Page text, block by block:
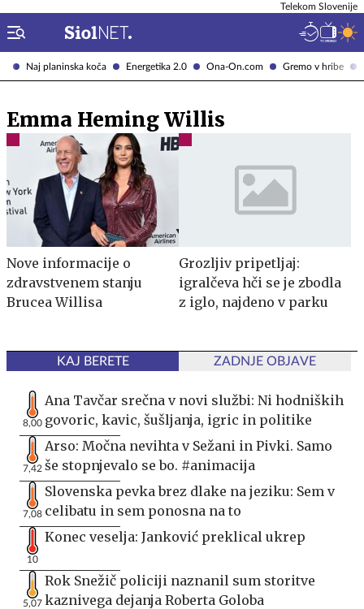
Naj planinska koča Energetika 2.0 Ona-On.com Gremo v hribe
Telekom Slovenije
Emma Heming Willis
Nove informacije o
zdravstvenem stanju
Brucea Willisa
Grozljiv pripetljaj:
igralčeva hči se je zbodla
z iglo, najdeno v parku
KAJ BERETE ZADNJE OBJAVE
8,00
Ana Tavčar srečna v novi službi: Ni hodniških
govoric, kavic, šušljanja, igric in politike
7,42
Arso: Močna nevihta v Sežani in Pivki. Samo
še stopnjevalo se bo. #animacija
7,08
Slovenska pevka brez dlake na jeziku: Sem v
celibatu in sem ponosna na to
10
Konec veselja: Janković preklical ukrep
5,07
Rok Snežič policiji naznanil sum storitve
kaznivega dejanja Roberta Goloba